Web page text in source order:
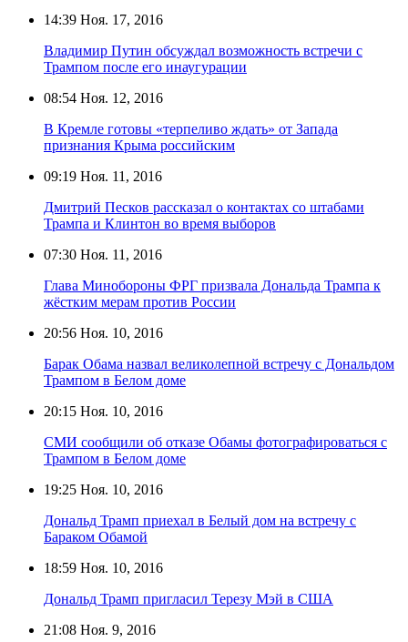
14:39 Ноя. 17, 2016
Владимир Путин обсуждал возможность встречи с
Трампом после его инаугурации
08:54 Ноя. 12, 2016
В Кремле готовы «терпеливо ждать» от Запада
признания Крыма российским
09:19 Ноя. 11, 2016
Дмитрий Песков рассказал о контактах со штабами
Трампа и Клинтон во время выборов
07:30 Ноя. 11, 2016
Глава Минобороны ФРГ призвала Дональда Трампа к
жёстким мерам против России
20:56 Ноя. 10, 2016
Барак Обама назвал великолепной встречу с Дональдом
Трампом в Белом доме
20:15 Ноя. 10, 2016
СМИ сообщили об отказе Обамы фотографироваться с
Трампом в Белом доме
19:25 Ноя. 10, 2016
Дональд Трамп приехал в Белый дом на встречу с
Бараком Обамой
18:59 Ноя. 10, 2016
Дональд Трамп пригласил Терезу Мэй в США
21:08 Ноя. 9, 2016